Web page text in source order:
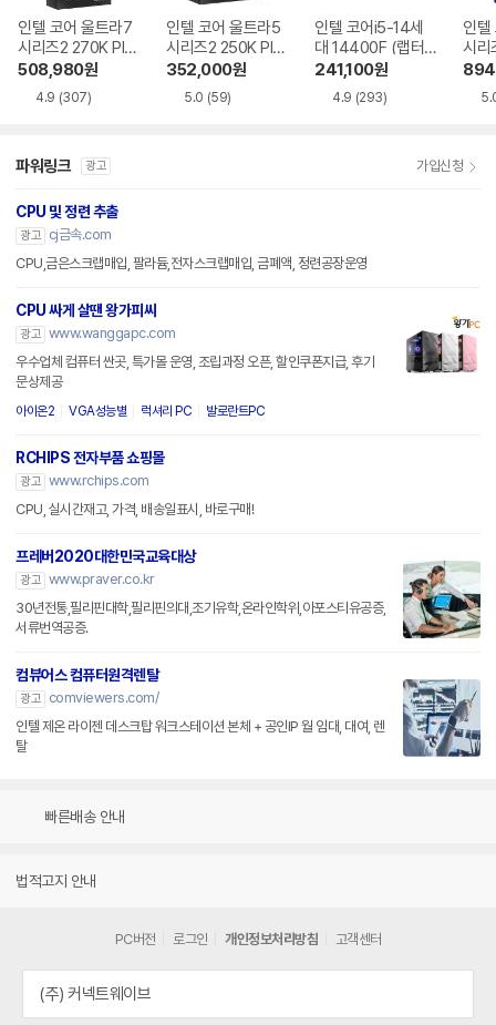
인텔 코어 울트라7
시리즈2 270K Plu
s (애로우레이크 리
프레시)
508,980원
4.9 (307)
인텔 코어 울트라5
시리즈2 250K Plu
s (애로우레이크 리
프레시)
352,000원
5.0 (59)
인텔 코어i5-14세
대 14400F (랩터
레이크 리프레시)
241,100원
4.9 (293)
인텔
시리
로우
파워링크 광고 가입신청
CPU 및 정련 추출
광고
cj금속.com
CPU,금은스크랩매입, 팔라듐,전자스크랩매입, 금폐액, 정련공장운영
CPU 싸게 살땐 왕가피씨
광고 www.wanggapc.com
우수업체 컴퓨터 싼곳, 특가몰 운영, 조립과정 오픈, 할인쿠폰지급, 후기
문상제공
아이온2 VGA성능별 럭셔리 PC 발로란트PC
RCHIPS 전자부품 쇼핑몰
광고 www.rchips.com
CPU, 실시간재고, 가격, 배송일표시, 바로구매!
프레버2020대한민국교육대상
광고 www.praver.co.kr
30년전통,필리핀대학,필리핀의대,조기유학,온라인학위,아포스티유공증,
서류번역공증.
컴뷰어스 컴퓨터원격렌탈
광고
comviewers.com/
인텔 제온 라이젠 데스크탑 워크스테이션 본체 + 공인IP 월 임대, 대여, 렌
탈
빠른배송 안내
법적고지 안내
PC버전 로그인 개인정보처리방침 고객센터
(주) 커넥트웨이브